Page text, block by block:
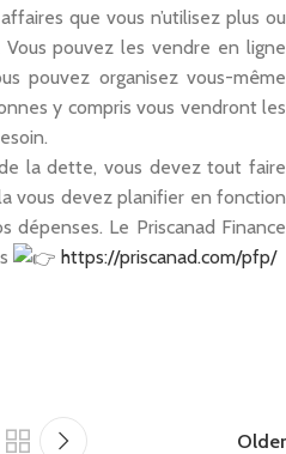
que vous n’utilisez plus ou
Vous pouvez les vendre en ligne
pouvez organisez vous-même
y compris vous vendront les
la dette, vous devez tout faire
vous devez planifier en fonction
dépenses. Le Priscanad Finance
https://priscanad.com/pfp/
Older